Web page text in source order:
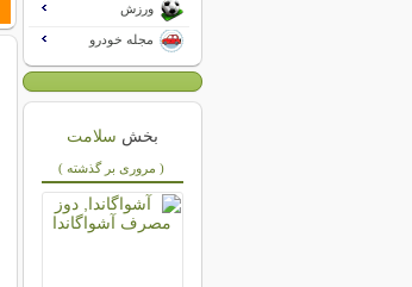
ورزش
مجله خودرو
بخش سلامت
( مروری بر گذشته )